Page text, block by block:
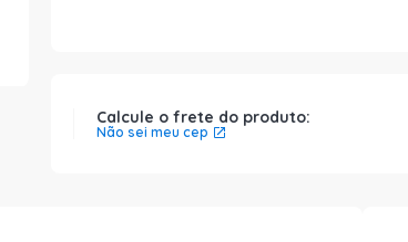
Calcule o frete do produto:
Não sei meu cep